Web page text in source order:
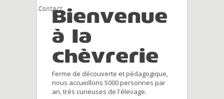
ContactBienvenue
à la
chèvrerie
Ferme de découverte et pédagogique,
nous accueillons 5000 personnes par
an, trés curieuses de l'élevage.